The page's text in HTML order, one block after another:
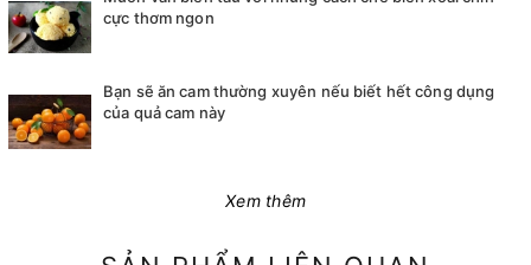
cực thơm ngon
Bạn sẽ ăn cam thường xuyên nếu biết hết công dụng
của quả cam này
Xem thêm